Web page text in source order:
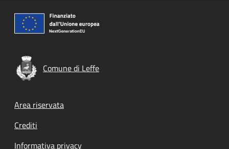
Comune di Leffe
Footer menu
Area riservata
Crediti
Informativa privacy